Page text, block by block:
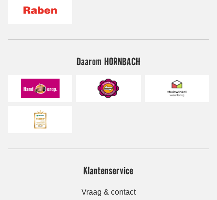
Daarom HORNBACH
Klantenservice
Vraag & contact